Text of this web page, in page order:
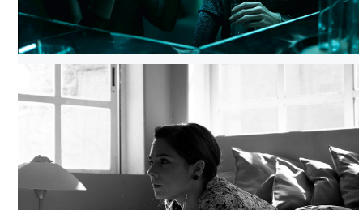
RENCOR TATUADO, TOMADA DE FILMINLATINO